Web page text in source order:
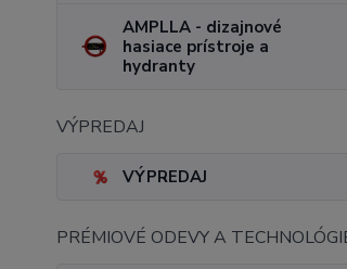
AMPLLA - dizajnové
hasiace prístroje a
hydranty
VÝPREDAJ
VÝPREDAJ
PRÉMIOVÉ ODEVY A